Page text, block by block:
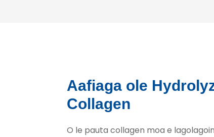
Aafiaga ole
Collagen
O le pauta collagen moa e